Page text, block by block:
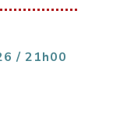
des thèmes
/ 21h00